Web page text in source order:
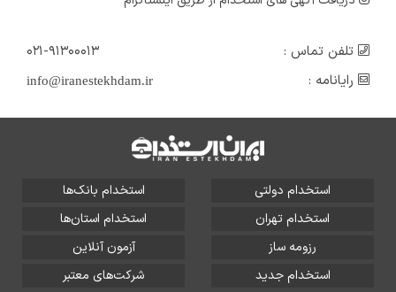
تلفن تماس :
۰۲۱-۹۱۳۰۰۰۱۳
رایانامه :
info@iranestekhdam.ir
استخدام دولتی
استخدام بانک‌ها
استخدام تهران
استخدام استان‌ها
رزومه ساز
آزمون آنلاین
استخدام جدید
شرکت‌های معتبر